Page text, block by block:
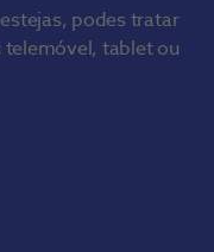
podes tratar
telemóvel, tablet ou